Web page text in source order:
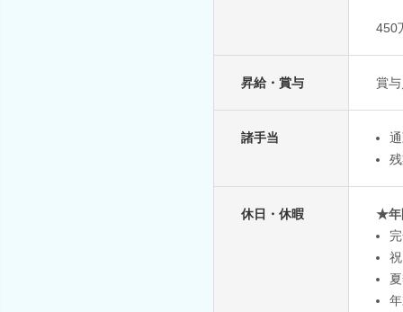
450
昇給・賞与 賞
諸手当
休日・休暇
★年